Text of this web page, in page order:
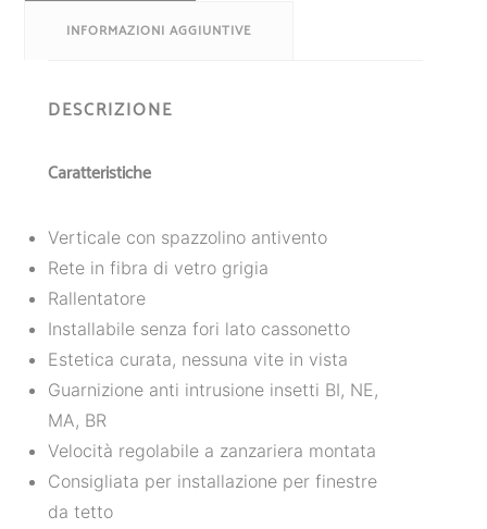
INFORMAZIONI AGGIUNTIVE
DESCRIZIONE
Caratteristiche
Verticale con spazzolino antivento
Rete in fibra di vetro grigia
Rallentatore
Installabile senza fori lato cassonetto
Estetica curata, nessuna vite in vista
Guarnizione anti intrusione insetti BI, NE,
MA, BR
Velocità regolabile a zanzariera montata
Consigliata per installazione per finestre
da tetto